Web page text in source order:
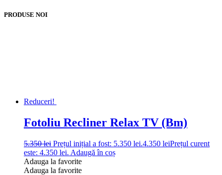
PRODUSE NOI
Reduceri!
Fotoliu Recliner Relax TV (Bm)
5.350lei Prețul inițial a fost: 5.350 lei.4.350 leiPrețul curent
este: 4.350 lei. Adaugă în coș
Adauga la favorite
Adauga la favorite